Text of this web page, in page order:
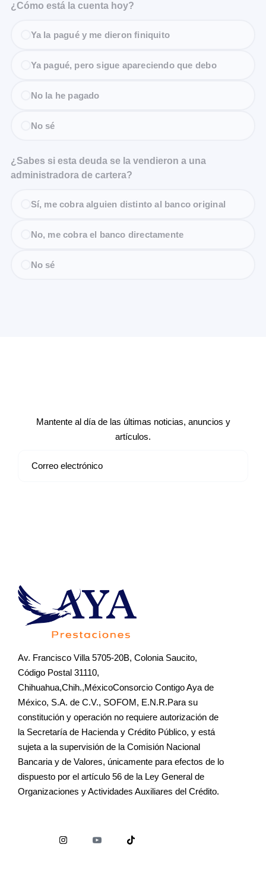
¿Cómo está la cuenta hoy?
Ya la pagué y me dieron finiquito
Ya pagué, pero sigue apareciendo que debo
No la he pagado
No sé
¿Sabes si esta deuda se la vendieron a una
administradora de cartera?
Sí, me cobra alguien distinto al banco original
No, me cobra el banco directamente
No sé
Mantente al día de las últimas noticias, anuncios y
artículos.
Av. Francisco Villa 5705-20B, Colonia Saucito,
Código Postal 31110,
Chihuahua,Chih.,MéxicoConsorcio Contigo Aya de
México, S.A. de C.V., SOFOM, E.N.R.Para su
constitución y operación no requiere autorización de
la Secretaría de Hacienda y Crédito Público, y está
sujeta a la supervisión de la Comisión Nacional
Bancaria y de Valores, únicamente para efectos de lo
dispuesto por el artículo 56 de la Ley General de
Organizaciones y Actividades Auxiliares del Crédito.